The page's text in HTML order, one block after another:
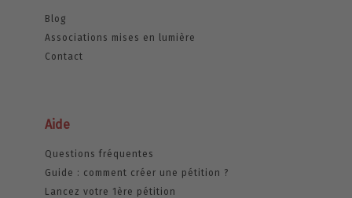
Blog
Associations mises en lumière
Contact
Aide
Questions fréquentes
Guide : comment créer une pétition ?
Lancez votre 1ère pétition